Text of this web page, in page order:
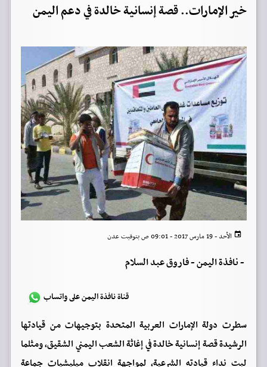
خير الإمارات.. قصة إنسانية خالدة في دعم اليمن
الأحد - 19 مارس 2017 - 09:01 ص بتوقيت عدن
-نافذة اليمن - فاروق عبد السلام
قناة نافذة اليمن على واتساب
سطرت دولة الإمارات العربية المتحدة بتوجيهات من قيادتها
الرشيدة قصة إنسانية خالدة في إغاثة الشعب اليمني الشقيق، ومثلما
لبت نداء قيادته الشرعية، لمواجهة انقلاب ميليشيات جماعة